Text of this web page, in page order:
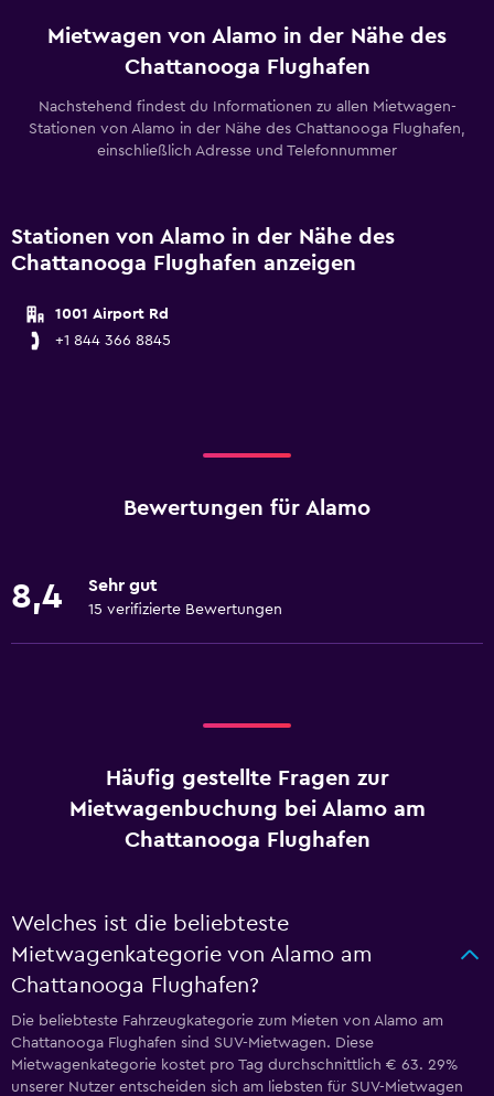
Mietwagen von Alamo in der Nähe des
Chattanooga Flughafen
Nachstehend findest du Informationen zu allen Mietwagen-
Stationen von Alamo in der Nähe des Chattanooga Flughafen,
einschließlich Adresse und Telefonnummer
Stationen von Alamo in der Nähe des
Chattanooga Flughafen anzeigen
1001 Airport Rd
+1 844 366 8845
Bewertungen für Alamo
8,4 Sehr gut
15 verifizierte Bewertungen
Häufig gestellte Fragen zur
Mietwagenbuchung bei Alamo am
Chattanooga Flughafen
Welches ist die beliebteste
Mietwagenkategorie von Alamo am
Chattanooga Flughafen?
Die beliebteste Fahrzeugkategorie zum Mieten von Alamo am
Chattanooga Flughafen sind SUV-Mietwagen. Diese
Mietwagenkategorie kostet pro Tag durchschnittlich € 63. 29%
unserer Nutzer entscheiden sich am liebsten für SUV-Mietwagen